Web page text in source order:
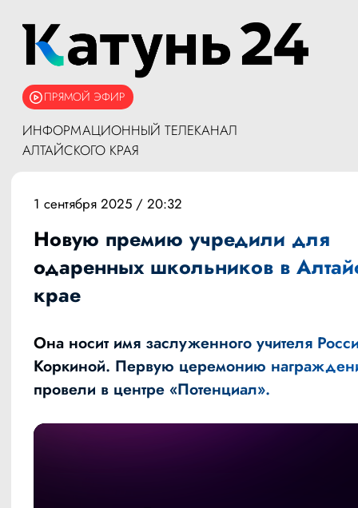
ПРЯМОЙ ЭФИР
ИНФОРМАЦИОННЫЙ ТЕЛЕКАНАЛ
АЛТАЙСКОГО КРАЯ
1 сентября 2025 / 20:32
Новую премию учредили для
одаренных школьников в
крае
Она носит имя заслуженного учителя
Коркиной. Первую церемонию
провели в центре «Потенциал».